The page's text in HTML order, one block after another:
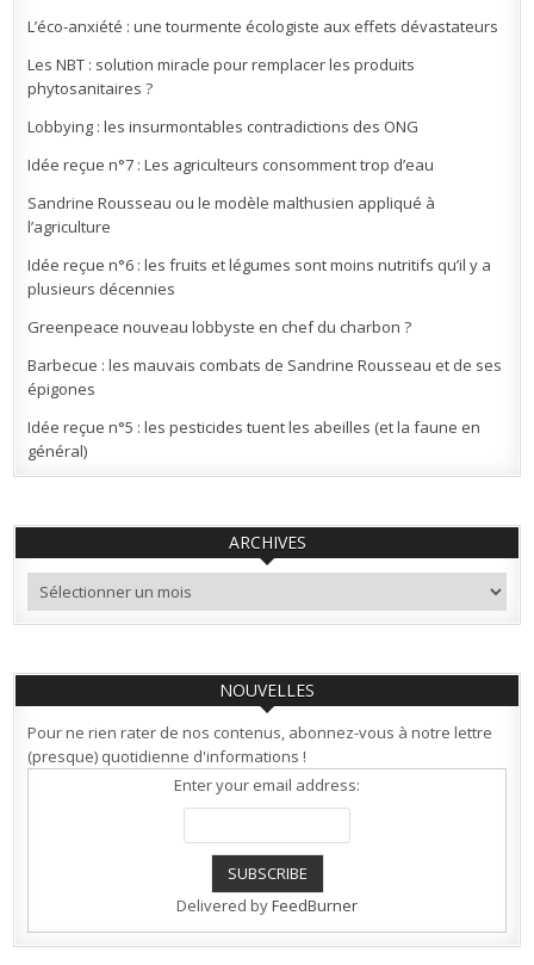
L’éco-anxiété : une tourmente écologiste aux effets dévastateurs
Les NBT : solution miracle pour remplacer les produits
phytosanitaires ?
Lobbying : les insurmontables contradictions des ONG
Idée reçue n°7 : Les agriculteurs consomment trop d’eau
Sandrine Rousseau ou le modèle malthusien appliqué à
l’agriculture
Idée reçue n°6 : les fruits et légumes sont moins nutritifs qu’il y a
plusieurs décennies
Greenpeace nouveau lobbyste en chef du charbon ?
Barbecue : les mauvais combats de Sandrine Rousseau et de ses
épigones
Idée reçue n°5 : les pesticides tuent les abeilles (et la faune en
général)
ARCHIVES
Archives
NOUVELLES
Pour ne rien rater de nos contenus, abonnez-vous à notre lettre
(presque) quotidienne d'informations !
Enter your email address:
Delivered byFeedBurner